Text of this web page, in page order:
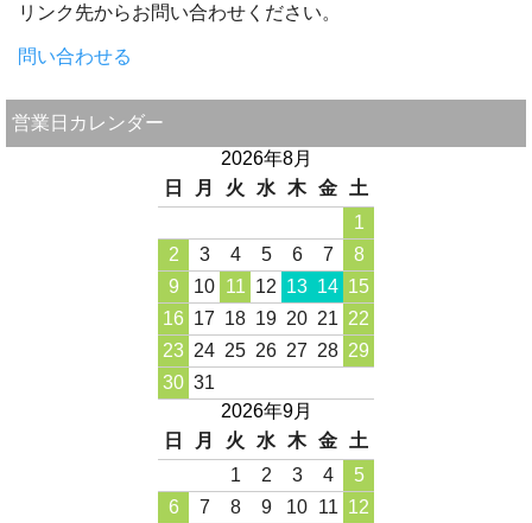
リンク先からお問い合わせください。
問い合わせる
営業日カレンダー
2026年8月
日
月 火 水 木 金
土
1
2
3 4 5 6 7
8
9
10 11 12 13 14 15
16 17 18 19 20 21 22
23 24 25 26 27 28 29
30 31
2026年9月
日
月 火 水 木 金
土
1
2 3 4
5
6
7 8 9 10 11 12